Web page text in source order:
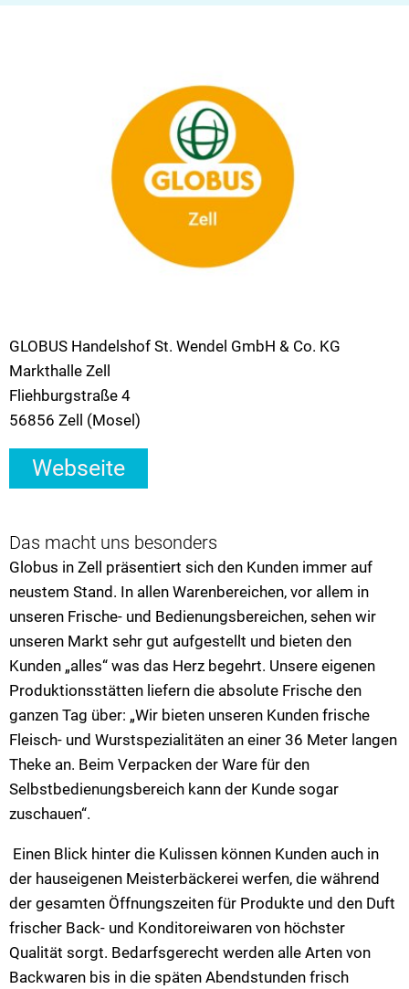
GLOBUS Handelshof St. Wendel GmbH & Co. KG
Markthalle Zell
Fliehburgstraße 4
56856 Zell (Mosel)
Webseite
Das macht uns besonders
Globus in Zell präsentiert sich den Kunden immer auf
neustem Stand. In allen Warenbereichen, vor allem in
unseren Frische- und Bedienungsbereichen, sehen wir
unseren Markt sehr gut aufgestellt und bieten den
Kunden „alles“ was das Herz begehrt. Unsere eigenen
Produktionsstätten liefern die absolute Frische den
ganzen Tag über: „Wir bieten unseren Kunden frische
Fleisch- und Wurstspezialitäten an einer 36 Meter langen
Theke an. Beim Verpacken der Ware für den
Selbstbedienungsbereich kann der Kunde sogar
zuschauen“.
Einen Blick hinter die Kulissen können Kunden auch in
der hauseigenen Meisterbäckerei werfen, die während
der gesamten Öffnungszeiten für Produkte und den Duft
frischer Back- und Konditoreiwaren von höchster
Qualität sorgt. Bedarfsgerecht werden alle Arten von
Backwaren bis in die späten Abendstunden frisch